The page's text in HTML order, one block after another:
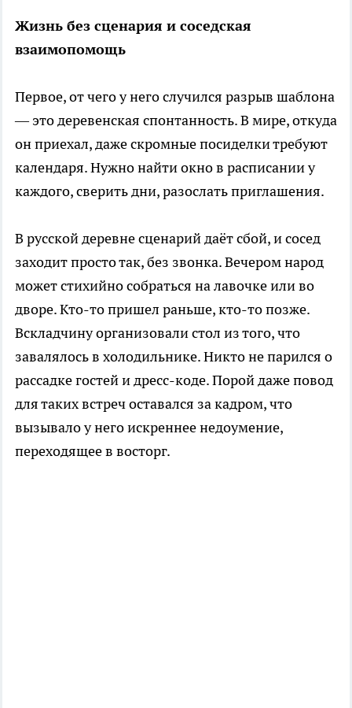
Жизнь без сценария и соседская
взаимопомощь
Первое, от чего у него случился разрыв шаблона
— это деревенская спонтанность. В мире, откуда
он приехал, даже скромные посиделки требуют
календаря. Нужно найти окно в расписании у
каждого, сверить дни, разослать приглашения.
В русской деревне сценарий даёт сбой, и сосед
заходит просто так, без звонка. Вечером народ
может стихийно собраться на лавочке или во
дворе. Кто-то пришел раньше, кто-то позже.
Вскладчину организовали стол из того, что
завалялось в холодильнике. Никто не парился о
рассадке гостей и дресс-коде. Порой даже повод
для таких встреч оставался за кадром, что
вызывало у него искреннее недоумение,
переходящее в восторг.